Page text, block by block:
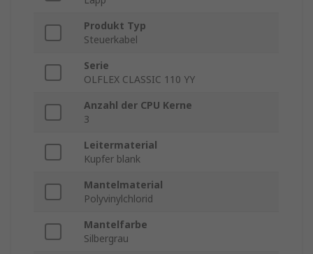
Produkt Typ
Steuerkabel
Serie
OLFLEX CLASSIC 110 YY
Anzahl der CPU Kerne
3
Leitermaterial
Kupfer blank
Mantelmaterial
Polyvinylchlorid
Mantelfarbe
Silbergrau